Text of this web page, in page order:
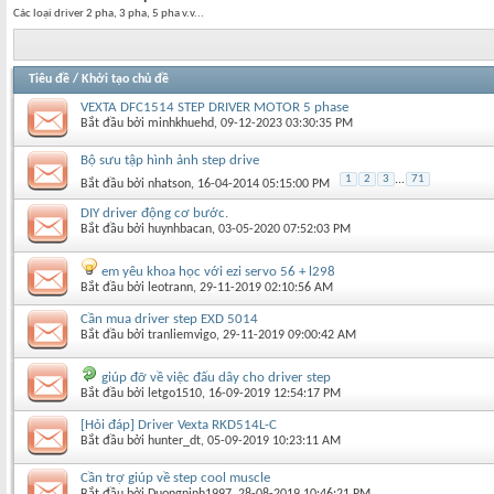
Các loại driver 2 pha, 3 pha, 5 pha v.v...
Tiêu đề / Khởi tạo chủ đề
VEXTA DFC1514 STEP DRIVER MOTOR 5 phase
Bắt đầu bởi minhkhuehd‎, 09-12-2023 03:30:35 PM
Bộ sưu tập hình ảnh step drive
Bắt đầu bởi nhatson‎, 16-04-2014 05:15:00 PM 1 2 3 ... 71
DIY driver động cơ bước.
Bắt đầu bởi huynhbacan‎, 03-05-2020 07:52:03 PM
em yêu khoa học với ezi servo 56 + l298
Bắt đầu bởi leotrann‎, 29-11-2019 02:10:56 AM
Cần mua driver step EXD 5014
Bắt đầu bởi tranliemvigo‎, 29-11-2019 09:00:42 AM
giúp đỡ về việc đấu dây cho driver step
Bắt đầu bởi letgo1510‎, 16-09-2019 12:54:17 PM
[Hỏi đáp] Driver Vexta RKD514L-C
Bắt đầu bởi hunter_dt‎, 05-09-2019 10:23:11 AM
Cần trợ giúp về step cool muscle